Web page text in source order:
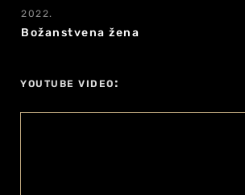
2022.
Božanstvena žena
YOUTUBE VIDEO :